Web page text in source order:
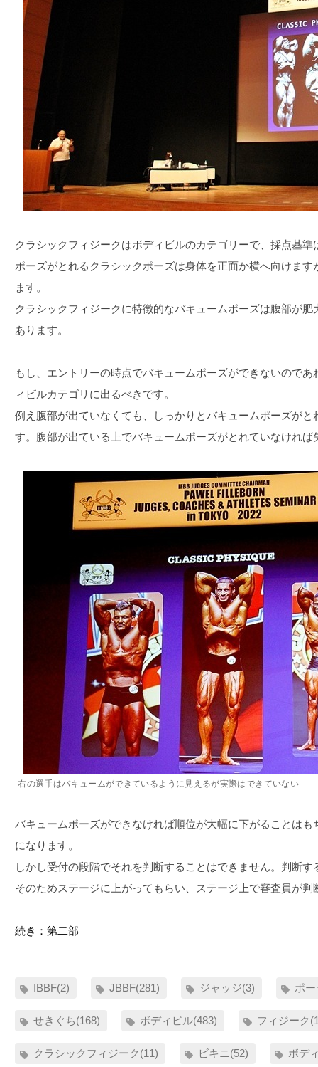
クラシックフィジークはボディビルのカテゴリーで、採点基
ポーズがとれるクラシックポーズは身体を正面か横へ向けま
ます。
クラシックフィジークに特徴的なバキュームポーズは腹部が
あります。
もし、エントリーの時点でバキュームポーズができないので
ィビルカテゴリに出るべきです。
例え腹部が出ていなくても、しっかりとバキュームポーズが
す。腹部が出ている上でバキュームポーズがとれていなけれ
右の選手はバキュームができているように見えるが実際はできていない
バキュームポーズができなければ順位が大幅に下がることは
になります。
しかし受付の段階でそれを判断することはできません。判断
そのためステージに上がってもらい、ステージ上で審査員が判
続き：第二部
IBBF(2) JBBF(281) ジャッジ(3) ポ
せきぐち(168) ボディビル(483) フィジーク
クラシックフィジーク(11) ビキニ(52) ボデ